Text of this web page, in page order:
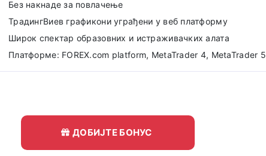
Без накнаде за повлачење
ТрадингВиев графикони уграђени у веб платформу
Широк спектар образовних и истраживачких алата
Платформе: FOREX.com platform, MetaTrader 4, MetaTrader 5
ДОБИЈТЕ БОНУС